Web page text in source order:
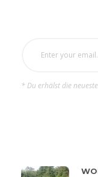
* Du erhälst die